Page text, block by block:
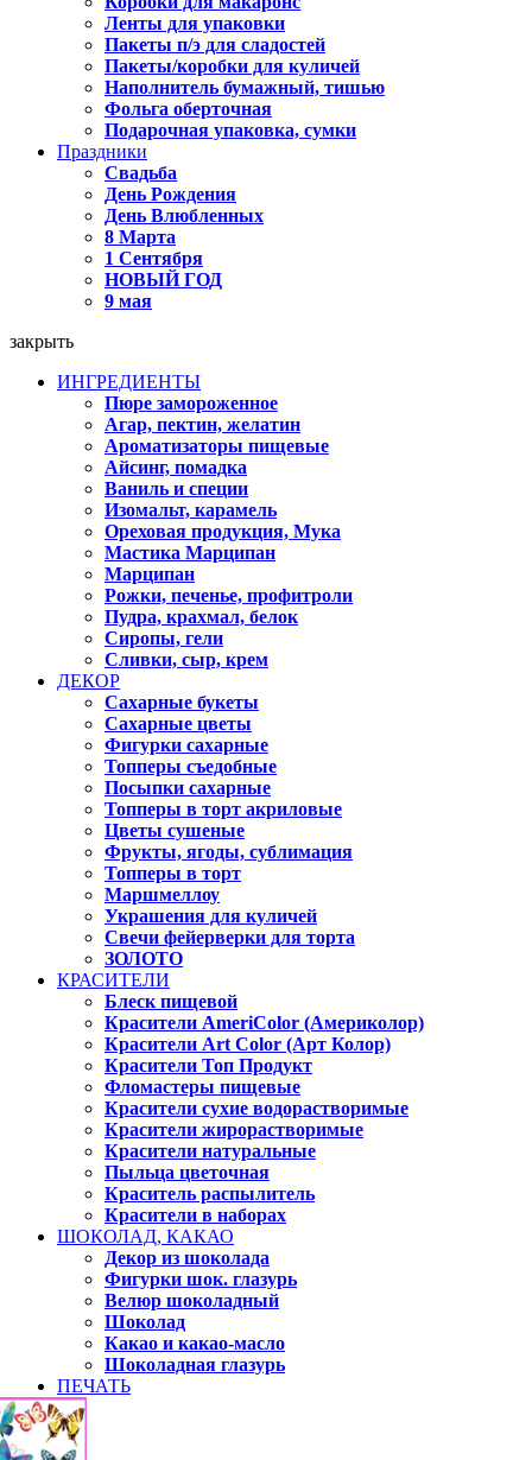
Ленты для упаковки
Пакеты п/э для сладостей
Пакеты/коробки для куличей
Наполнитель бумажный, тишью
Фольга оберточная
Подарочная упаковка, сумки
Праздники
Свадьба
День Рождения
День Влюбленных
8 Марта
1 Сентября
НОВЫЙ ГОД
9 мая
закрыть
ИНГРЕДИЕНТЫ
Пюре замороженное
Агар, пектин, желатин
Ароматизаторы пищевые
Айсинг, помадка
Ваниль и специи
Изомальт, карамель
Ореховая продукция, Мука
Мастика Марципан
Марципан
Рожки, печенье, профитроли
Пудра, крахмал, белок
Сиропы, гели
Сливки, сыр, крем
ДЕКОР
Сахарные букеты
Сахарные цветы
Фигурки сахарные
Топперы съедобные
Посыпки сахарные
Топперы в торт акриловые
Цветы сушеные
Фрукты, ягоды, сублимация
Топперы в торт
Маршмеллоу
Украшения для куличей
Свечи фейерверки для торта
ЗОЛОТО
КРАСИТЕЛИ
Блеск пищевой
Красители AmeriColor (Америколор)
Красители Art Color (Арт Колор)
Красители Топ Продукт
Фломастеры пищевые
Красители сухие водорастворимые
Красители жирорастворимые
Красители натуральные
Пыльца цветочная
Краситель распылитель
Красители в наборах
ШОКОЛАД, КАКАО
Декор из шоколада
Фигурки шок. глазурь
Велюр шоколадный
Шоколад
Какао и какао-масло
Шоколадная глазурь
ПЕЧАТЬ